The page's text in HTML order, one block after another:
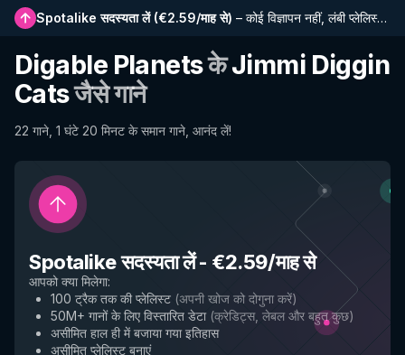
Spotalike सदस्यता लें(€2.59/माह से) – कोई विज्ञापन नहीं, लंबी प्लेलिस्ट, पूर्ण इतिहास और नई सुविधाओं तक प्रारंभिक पहुंच
Digable PlanetsकेJimmi Diggin
Catsजैसे गाने
22 गाने, 1 घंटे 20 मिनट के समान गाने, आनंद लें!
Spotalike सदस्यता लें- €2.59/माह से
आपको क्या मिलेगा:
100 ट्रैक तक की प्लेलिस्ट (अपनी खोज को दोगुना करें)
50M+ गानों के लिए विस्तारित डेटा (क्रेडिट्स, लेबल और बहुत कुछ)
असीमित हाल ही में बजाया गया इतिहास
असीमित प्लेलिस्ट बनाएं